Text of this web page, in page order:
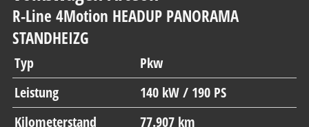
R-Line 4Motion HEADUP PANORAMA
STANDHEIZG
Typ
Pkw
Leistung
140 kW / 190 PS
Kilometerstand
77.907 km